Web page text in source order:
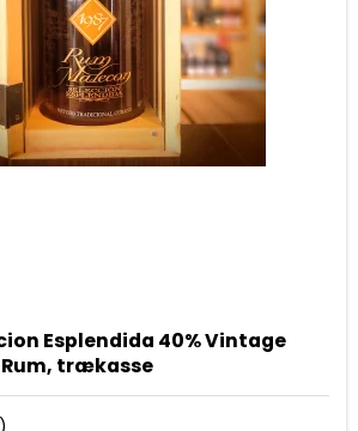
Esplendida 40% Vintage
Rum, trækasse